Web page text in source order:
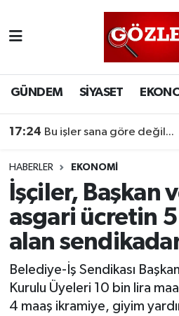
GÜNDEM SİYASET
17:24 Bu işler sana göre değil...
HABERLER EKONOMİ
İşçiler, Başkan
asgari ücretin 5
alan
Belediye-İş Sendikası
Kurulu Üyeleri 10 bin lira
4 maaş ikramiye, giyim
SİYASET
EKONOMİ
YAŞAM
EĞİTİM
Ordu Nöbetçi Eczaneler
Ordu Hava Durumu
Ordu Namaz Vakitleri
Ordu Trafik Yoğunluk
Süper Lig Puan Durumu
Tüm Manşetler
Son Dakika Haberleri
Haber Arşivi